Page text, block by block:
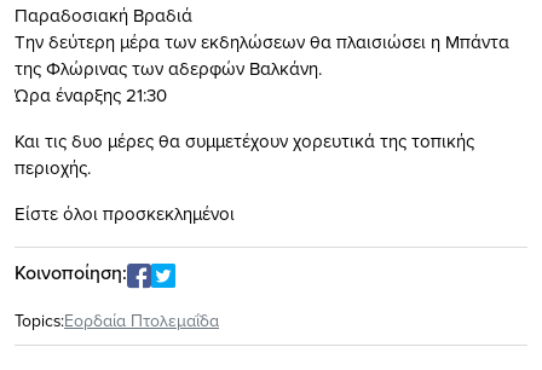
Παραδοσιακή Βραδιά
Την δεύτερη μέρα των εκδηλώσεων θα πλαισιώσει η Μπάντα
της Φλώρινας των αδερφών Βαλκάνη.
Ώρα έναρξης 21:30
Και τις δυο μέρες θα συμμετέχουν χορευτικά της τοπικής
περιοχής.
Είστε όλοι προσκεκλημένοι
Κοινοποίηση:
Topics:Εορδαία Πτολεμαΐδα